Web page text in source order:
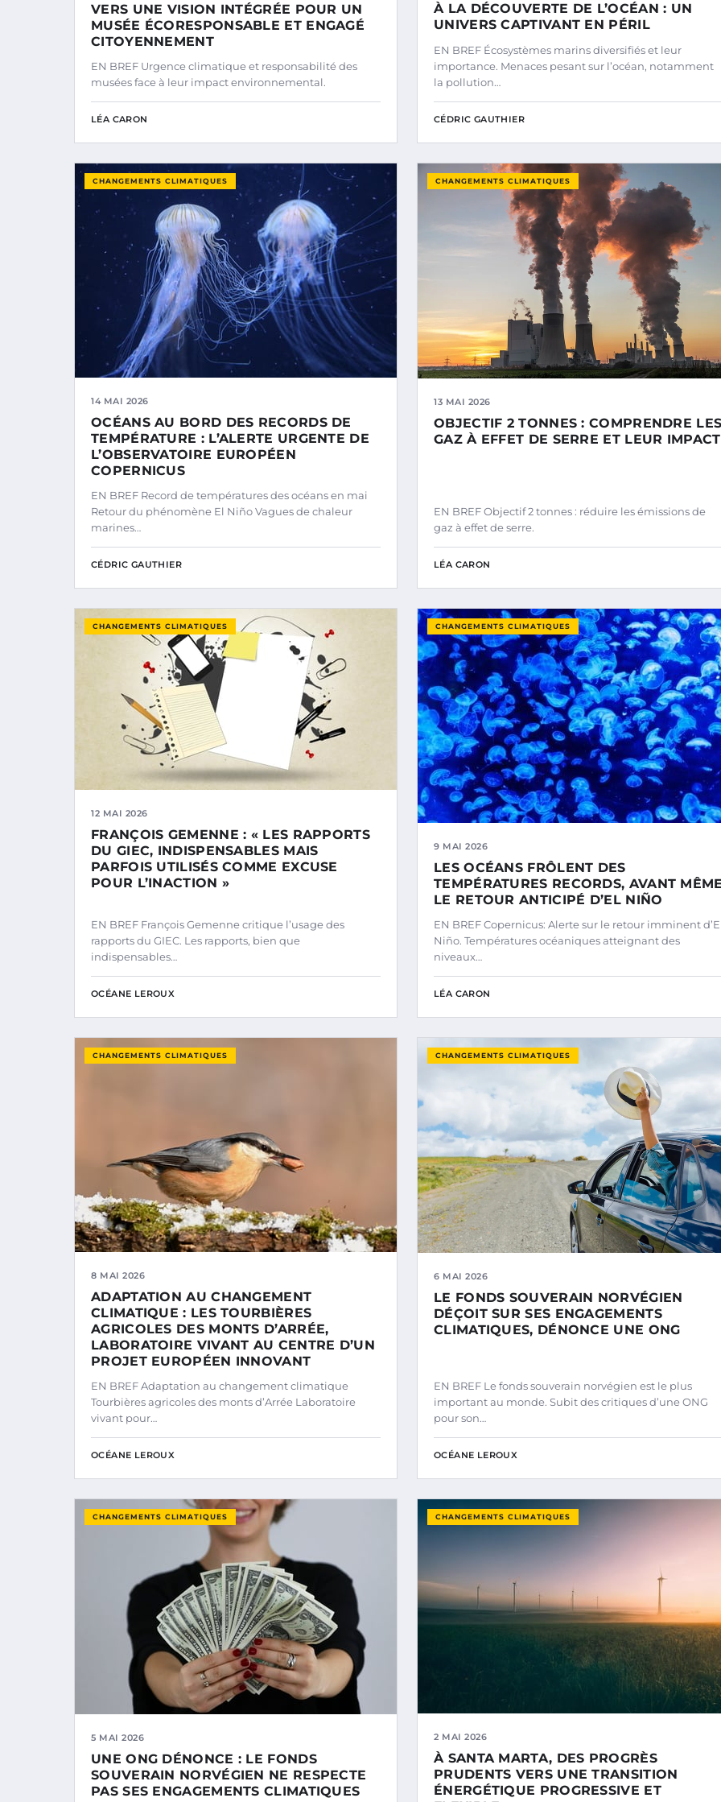
VERS UNE VISION INTÉGRÉE POUR UN
MUSÉE ÉCORESPONSABLE ET ENGAGÉ
CITOYENNEMENT
EN BREF Urgence climatique et responsabilité des
musées face à leur impact environnemental.
LÉA CARON
À LA DÉCOUVERTE DE L’OCÉAN : UN
UNIVERS CAPTIVANT EN PÉRIL
EN BREF Écosystèmes marins diversifiés et leur
importance. Menaces pesant sur l’océan, notamment
la pollution…
CÉDRIC GAUTHIER
CHANGEMENTS CLIMATIQUES
14 MAI 2026
OCÉANS AU BORD DES RECORDS DE
TEMPÉRATURE : L’ALERTE URGENTE DE
L’OBSERVATOIRE EUROPÉEN
COPERNICUS
EN BREF Record de températures des océans en mai
Retour du phénomène El Niño Vagues de chaleur
marines…
CÉDRIC GAUTHIER
CHANGEMENTS CLIMATIQUES
13 MAI 2026
OBJECTIF 2 TONNES : COMPRENDRE
GAZ À EFFET DE SERRE ET LEUR IMPACT
EN BREF Objectif 2 tonnes : réduire les émissions de
gaz à effet de serre.
LÉA CARON
CHANGEMENTS CLIMATIQUES
12 MAI 2026
FRANÇOIS GEMENNE : « LES RAPPORTS
DU GIEC, INDISPENSABLES MAIS
PARFOIS UTILISÉS COMME EXCUSE
POUR L’INACTION »
EN BREF François Gemenne critique l’usage des
rapports du GIEC. Les rapports, bien que
indispensables…
OCÉANE LEROUX
CHANGEMENTS CLIMATIQUES
9 MAI 2026
LES OCÉANS FRÔLENT DES
TEMPÉRATURES RECORDS, AVANT
LE RETOUR ANTICIPÉ D’EL NIÑO
EN BREF Copernicus: Alerte sur le retour imminent
Niño. Températures océaniques atteignant des
niveaux…
LÉA CARON
CHANGEMENTS CLIMATIQUES
8 MAI 2026
ADAPTATION AU CHANGEMENT
CLIMATIQUE : LES TOURBIÈRES
AGRICOLES DES MONTS D’ARRÉE,
LABORATOIRE VIVANT AU CENTRE D’UN
PROJET EUROPÉEN INNOVANT
EN BREF Adaptation au changement climatique
Tourbières agricoles des monts d’Arrée Laboratoire
vivant pour…
OCÉANE LEROUX
CHANGEMENTS CLIMATIQUES
6 MAI 2026
LE FONDS SOUVERAIN NORVÉGIEN
DÉÇOIT SUR SES ENGAGEMENTS
CLIMATIQUES, DÉNONCE UNE ONG
EN BREF Le fonds souverain norvégien est le plus
important au monde. Subit des critiques d’une ONG
pour son…
OCÉANE LEROUX
CHANGEMENTS CLIMATIQUES
5 MAI 2026
UNE ONG DÉNONCE : LE FONDS
SOUVERAIN NORVÉGIEN NE RESPECTE
PAS SES ENGAGEMENTS CLIMATIQUES
CHANGEMENTS CLIMATIQUES
2 MAI 2026
À SANTA MARTA, DES PROGRÈS
PRUDENTS VERS UNE TRANSITION
ÉNERGÉTIQUE PROGRESSIVE ET